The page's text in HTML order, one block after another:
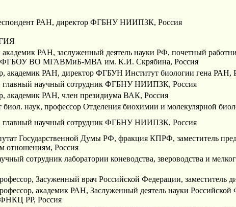
РАН, директор ФГБНУ НИИПЗК, Россия
академик РАН, заслуженный деятель науки РФ, почетный
ФГБОУ ВО МГАВМиБ-МВА им. К.И. Скрябина, Россия
академик РАН, директор ФГБУН Институт биологии гена РАН,
главный научный сотрудник ФГБНУ НИИПЗК, Россия
академик РАН, член президиума ВАК, Россия
биол. наук, профессор Отделения биохимии и молекулярной
главный научный сотрудник ФГБНУ НИИПЗК, Россия
Государственной Думы РФ, фракция КПРФ, заместитель
отношениям, Россия
сотрудник лаборатории коневодства, звероводства и
Засуженный врач Российской Федерации,
академик РАН, Заслуженный деятель науки
РР, Россия